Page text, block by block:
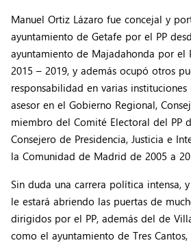
Manuel Ortiz Lázaro fue concejal y
ayuntamiento de Getafe por el PP
ayuntamiento de Majadahonda por el
2015 – 2019, y además ocupó otros
responsabilidad en varias
asesor en el Gobierno Regional,
miembro del Comité Electoral del PP
Consejero de Presidencia, Justicia e
la Comunidad de Madrid de 2005 a
Sin duda una carrera política intensa,
le estará abriendo las puertas de
dirigidos por el PP, además del de
como el ayuntamiento de Tres